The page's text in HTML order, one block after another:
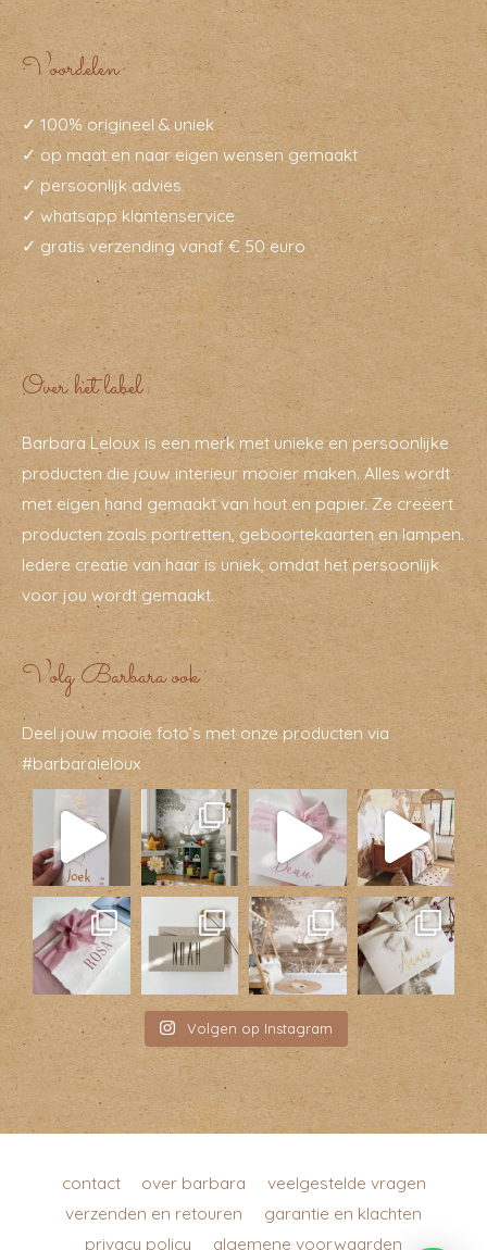
Voordelen
✓ 100% origineel & uniek
✓ op maat en naar eigen wensen gemaakt
✓ persoonlijk advies
✓ whatsapp klantenservice
✓ gratis verzending vanaf € 50 euro
Over het label
Barbara Leloux is een merk met unieke en persoonlijke
producten die jouw interieur mooier maken. Alles wordt
met eigen hand gemaakt van hout en papier. Ze creëert
producten zoals portretten, geboortekaarten en lampen.
Iedere creatie van haar is uniek, omdat het persoonlijk
voor jou wordt gemaakt.
Volg Barbara ook
Deel jouw mooie foto’s met onze producten via
#barbaraleloux
Volgen op Instagram
contact over barbara
veelgestelde vragen
verzenden en retouren
garantie en klachten
privacy policy
algemene voorwaarden